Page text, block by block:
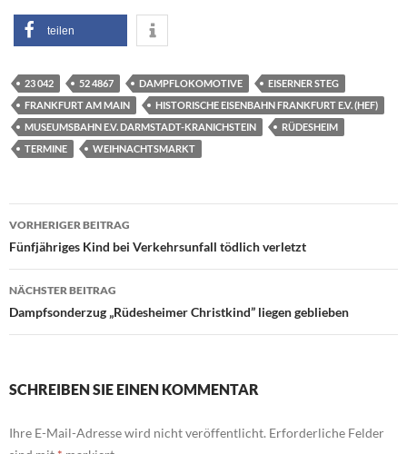
teilen
23 042 52 4867 DAMPFLOKOMOTIVE
EISERNER STEG
FRANKFURT AM MAIN
HISTORISCHE EISENBAHN FRANKFURT E.V. (HEF)
MUSEUMSBAHN E.V. DARMSTADT-KRANICHSTEIN
RÜDESHEIM
TERMINE
WEIHNACHTSMARKT
Beitragsnavigation
VORHERIGER BEITRAG
Fünfjähriges Kind bei Verkehrsunfall tödlich verletzt
NÄCHSTER BEITRAG
Dampfsonderzug „Rüdesheimer Christkind” liegen geblieben
SCHREIBEN SIE EINEN KOMMENTAR
Ihre E-Mail-Adresse wird nicht veröffentlicht. Erforderliche Felder